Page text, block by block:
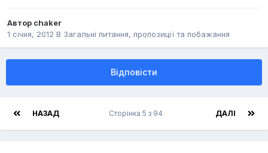
Автор chaker
1 січня, 2012 В Загальні питання, пропозиції та побажання
Відповісти
НАЗАД ДАЛІ
Сторінка 5 з 94